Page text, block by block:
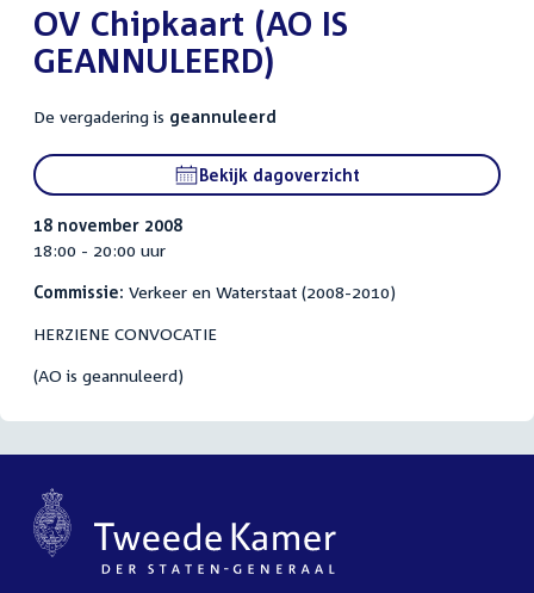
:OV Chipkaart (AO IS
GEANNULEERD)
De vergadering is geannuleerd
Bekijk dagoverzicht
18 november 2008
18:00 - 20:00 uur
Commissie: Verkeer en Waterstaat (2008-2010)
HERZIENE CONVOCATIE
(AO is geannuleerd)